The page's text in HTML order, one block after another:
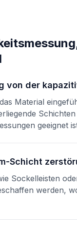
von der
Material
geeignet
Schicht
Sockelleisten
werden,